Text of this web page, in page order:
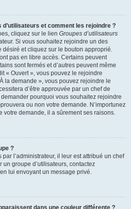
et comment les rejoindre ?
cliquez sur le lien Groupes d’utilisateurs
Si vous souhaitez rejoindre un des
et cliquez sur le bouton approprié.
pas en libre accès. Certains peuvent
sont fermés et d’autres peuvent même
« Ouvert », vous pouvez le rejoindre
la demande », vous pouvez rejoindre le
d’être approuvée par un chef de
pourquoi vous souhaitez rejoindre
ou non votre demande. N’importunez
votre demande, il a sûrement ses raisons.
?
l’administrateur, il leur est attribué un chef
groupe d’utilisateurs, contactez
lui envoyant un message privé.
dans une couleur différente ?